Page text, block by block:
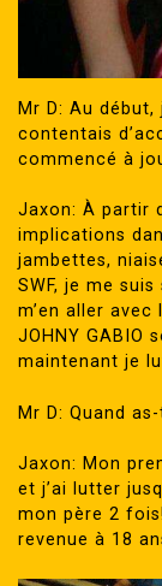
Mr D: Au
contentais
commencé à
Jaxon: À partir
implications
jambettes,
SWF, je me
m’en aller avec
JOHNY GABIO
maintenant je
Mr D: Quand
Jaxon: Mon
et j’ai lutter
mon père 2
revenue à 18